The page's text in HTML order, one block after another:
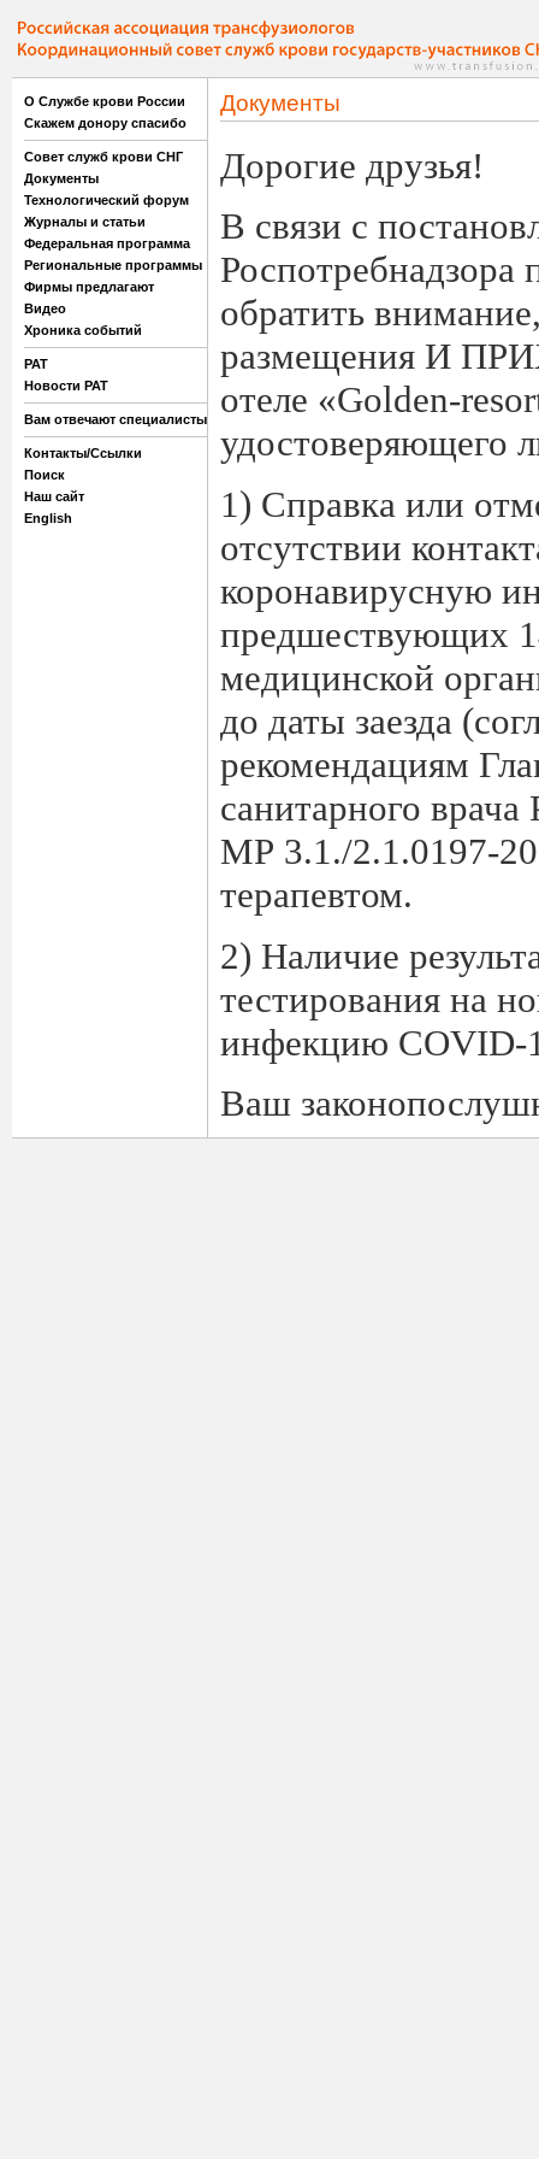
О Службе крови России
Скажем донору спасибо
Совет служб крови СНГ
Документы
Технологический форум
Журналы и статьи
Федеральная программа
Региональные программы
Фирмы предлагают
Видео
Хроника событий
РАТ
Новости РАТ
Вам отвечают специалисты
Контакты/Ссылки
Поиск
Наш сайт
English
Документы
Дорогие друзья!
В связи с
обратить
размещения И
отеле «Golden-
удостоверяющего
1) Справка или
отсутствии
коронавирусную
предшествующих
медицинской
до даты заезда
рекомендациям
санитарного
МР 3.1./2.1.0197-
терапевтом.
2) Наличие
тестирования на
инфекцию
Ваш